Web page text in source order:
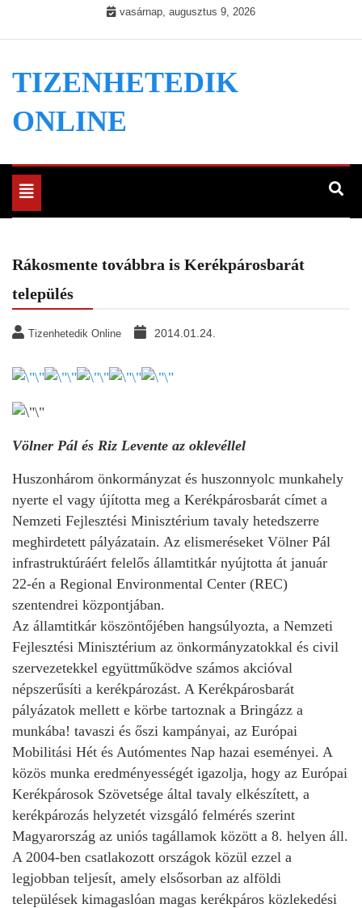
vasárnap, augusztus 9, 2026
TIZENHETEDIK
ONLINE
Toggle
navigation
Rákosmente továbbra is Kerékpárosbarát
település
Tizenhetedik Online 2014.01.24.
Völner Pál és Riz Levente az oklevéllel
Huszonhárom önkormányzat és huszonnyolc munkahely
nyerte el vagy újította meg a Kerékpárosbarát címet a
Nemzeti Fejlesztési Minisztérium tavaly hetedszerre
meghirdetett pályázatain. Az elismeréseket Völner Pál
infrastruktúráért felelős államtitkár nyújtotta át január
22-én a Regional Environmental Center (REC)
szentendrei központjában.
Az államtitkár köszöntőjében hangsúlyozta, a Nemzeti
Fejlesztési Minisztérium az önkormányzatokkal és civil
szervezetekkel együttműködve számos akcióval
népszerűsíti a kerékpározást. A Kerékpárosbarát
pályázatok mellett e körbe tartoznak a Bringázz a
munkába! tavaszi és őszi kampányai, az Európai
Mobilitási Hét és Autómentes Nap hazai eseményei. A
közös munka eredményességét igazolja, hogy az Európai
Kerékpárosok Szövetsége által tavaly elkészített, a
kerékpározás helyzetét vizsgáló felmérés szerint
Magyarország az uniós tagállamok között a 8. helyen áll.
A 2004-ben csatlakozott országok közül ezzel a
legjobban teljesít, amely elsősorban az alföldi
települések kimagaslóan magas kerékpáros közlekedési